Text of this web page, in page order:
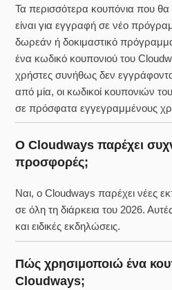
Τα περισσότερα κουπόνια που θα
είναι για εγγραφή σε νέο
δωρεάν ή δοκιμαστικό
ένα κωδικό κουπονιού του
χρήστες συνήθως δεν
από μία, οι κωδικοί κουπονιών
σε πρόσφατα εγγεγραμμένους
Ο Cloudways παρέχει
προσφορές;
Ναι, ο Cloudways παρέχει νέες
σε όλη τη διάρκεια του 2026.
και ειδικές εκδηλώσεις.
Πώς χρησιμοποιώ ένα
Cloudways;